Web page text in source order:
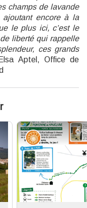
champs de lavande
encore à la
le plus ici, c’est le
liberté qui rappelle
ces grands
Aptel, Office de
Géologie